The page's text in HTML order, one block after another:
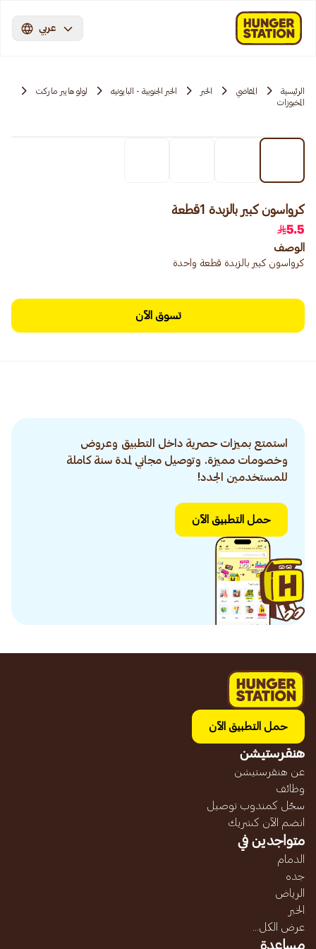
عربي
الرئيسية المقاضي الخبر الخبر الجنوبية - البايونيه
لولو هايبر ماركت
المخبوزات
كرواسون كبير بالزبدة 1قطعة
5.5
الوصف
كرواسون كبير بالزبدة قطعة واحدة
تسوق الآن
استمتع بميزات حصرية داخل التطبيق وعروض
وخصومات مميزة. وتوصيل مجاني لمدة سنة كاملة
للمستخدمين الجدد!
حمل التطبيق الآن
حمل التطبيق الآن
هنقرستيشن
عن هنقرستيشن
وظائف
سجّل كمندوب توصيل
انضم الآن كشريك
متواجدين في
الدمام
جده
الرياض
الخبر
عرض الكل...
مساعدة